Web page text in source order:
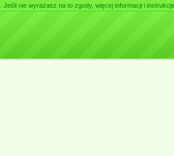
nie wyrażasz na to zgody, więcej informacji i